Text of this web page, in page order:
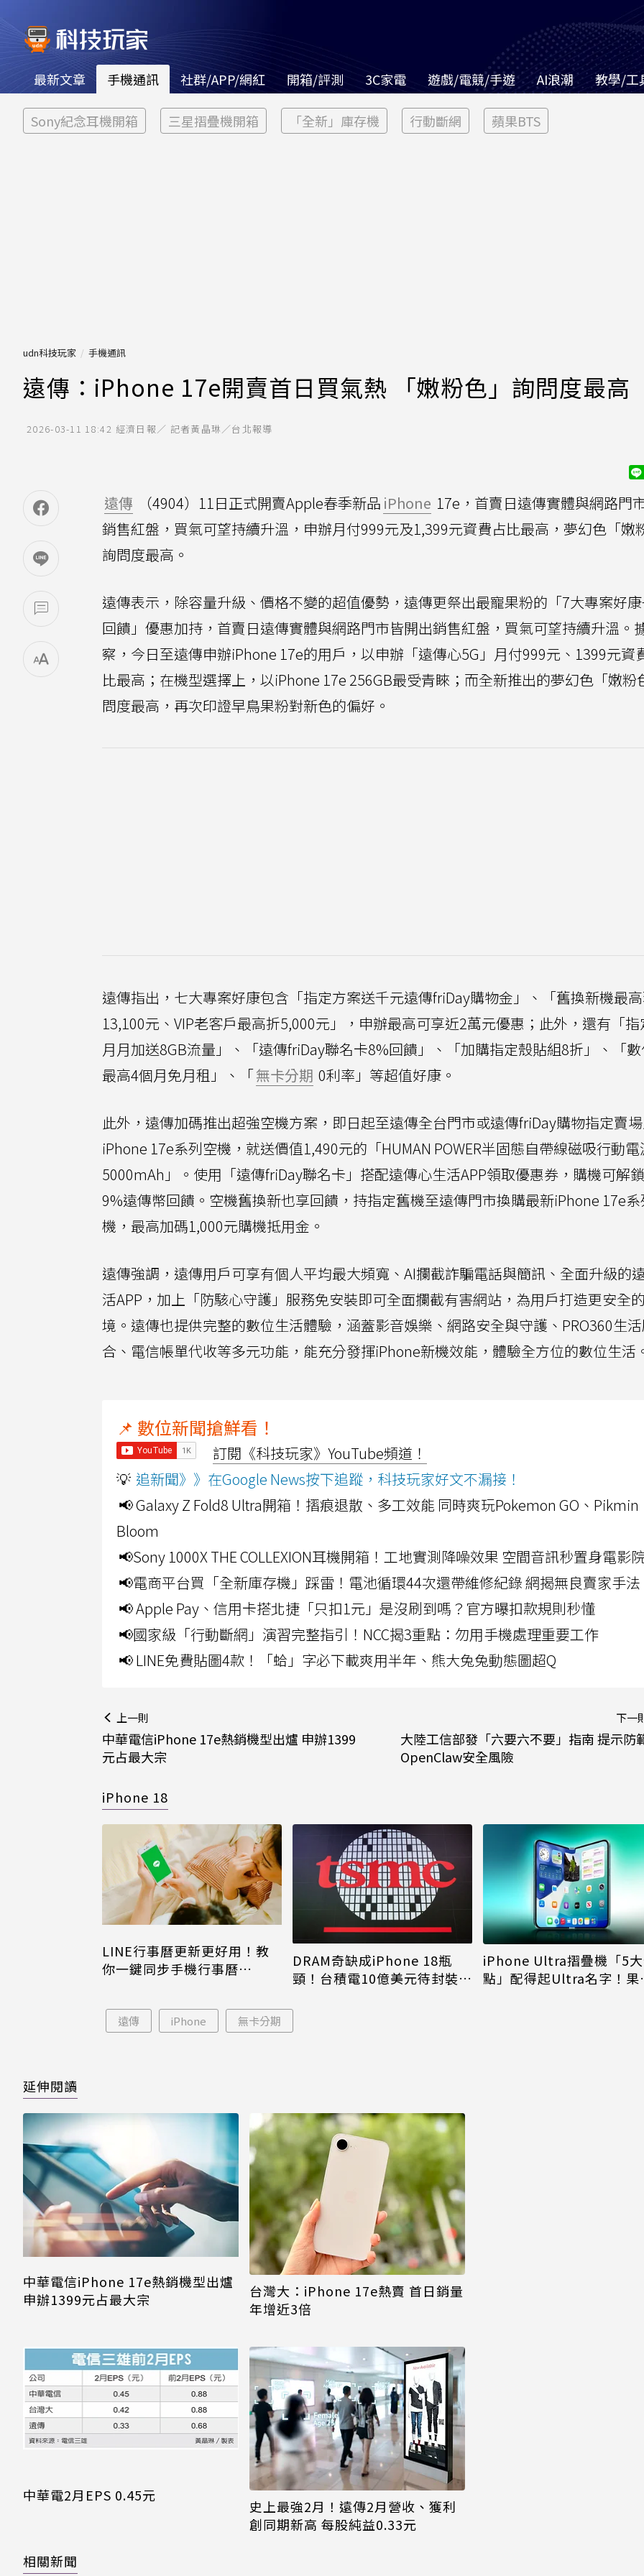
最新文章 手機通訊 社群/APP/網紅 開箱/評測 3C家電 遊戲/電競/手遊 AI浪潮 教學/工
Sony紀念耳機開箱 三星摺疊機開箱 「全新」庫存機 行動斷網 蘋果BTS
udn科技玩家 手機通訊
遠傳：iPhone 17e開賣首日買氣熱 「嫩粉色」詢問度最高
2026-03-11 18:42 經濟日報／ 記者黃晶琳／台北報導
遠傳 （4904）11日正式開賣Apple春季新品 iPhone 17e，首賣日遠傳實體與網路門
銷售紅盤，買氣可望持續升溫，申辦月付999元及1,399元資費占比最高，夢幻色「嫩
詢問度最高。
遠傳表示，除容量升級、價格不變的超值優勢，遠傳更祭出最寵果粉的「7大專案好
回饋」優惠加持，首賣日遠傳實體與網路門市皆開出銷售紅盤，買氣可望持續升溫。
察，今日至遠傳申辦iPhone 17e的用戶，以申辦「遠傳心5G」月付999元、1399元資
比最高；在機型選擇上，以iPhone 17e 256GB最受青睞；而全新推出的夢幻色「嫩粉
問度最高，再次印證早鳥果粉對新色的偏好。
遠傳指出，七大專案好康包含「指定方案送千元遠傳friDay購物金」、「舊換新機最
13,100元、VIP老客戶最高折5,000元」，申辦最高可享近2萬元優惠；此外，還有「
月月加送8GB流量」、「遠傳friDay聯名卡8%回饋」、「加購指定殼貼組8折」、「
最高4個月免月租」、「無卡分期 0利率」等超值好康。
此外，遠傳加碼推出超強空機方案，即日起至遠傳全台門市或遠傳friDay購物指定賣
iPhone 17e系列空機，就送價值1,490元的「HUMAN POWER半固態自帶線磁吸行動電
5000mAh」。使用「遠傳friDay聯名卡」搭配遠傳心生活APP領取優惠券，購機可解
9%遠傳幣回饋。空機舊換新也享回饋，持指定舊機至遠傳門市換購最新iPhone 17e
機，最高加碼1,000元購機抵用金。
遠傳強調，遠傳用戶可享有個人平均最大頻寬、AI攔截詐騙電話與簡訊、全面升級的
活APP，加上「防駭心守護」服務免安裝即可全面攔截有害網站，為用戶打造更安全
境。遠傳也提供完整的數位生活體驗，涵蓋影音娛樂、網路安全與守護、PRO360生
合、電信帳單代收等多元功能，能充分發揮iPhone新機效能，體驗全方位的數位生活
📌 數位新聞搶鮮看！
訂閱《科技玩家》YouTube頻道！
💡 追新聞》》在Google News按下追蹤，科技玩家好文不漏接！
📢 Galaxy Z Fold8 Ultra開箱！摺痕退散、多工效能 同時爽玩Pokemon GO、Pikmin
Bloom
📢Sony 1000X THE COLLEXION耳機開箱！工地實測降噪效果 空間音訊秒置身電影
📢電商平台買「全新庫存機」踩雷！電池循環44次還帶維修紀錄 網揭無良賣家手法
📢 Apple Pay、信用卡搭北捷「只扣1元」是沒刷到嗎？官方曝扣款規則秒懂
📢國家級「行動斷網」演習完整指引！NCC揭3重點：勿用手機處理重要工作
📢 LINE免費貼圖4款！「蛤」字必下載爽用半年、熊大兔兔動態圖超Q
上一則
中華電信iPhone 17e熱銷機型出爐 申辦1399
元占最大宗
下一
大陸工信部發「六要六不要」指南 提示防
OpenClaw安全風險
iPhone 18
LINE行事曆更新更好用！教
你一鍵同步手機行事曆
DRAM奇缺成iPhone 18瓶
頸！台積電10億美元待封裝晶
iPhone Ultra摺疊機「5
點」配得起Ultra名字！果
遠傳 iPhone 無卡分期
延伸閱讀
中華電信iPhone 17e熱銷機型出爐
申辦1399元占最大宗
台灣大：iPhone 17e熱賣 首日銷量
年增近3倍
中華電2月EPS 0.45元
史上最強2月！遠傳2月營收、獲利
創同期新高 每股純益0.33元
相關新聞